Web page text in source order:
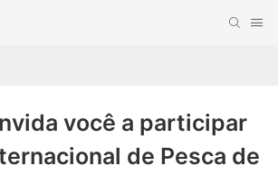
você a participar
de Pesca de